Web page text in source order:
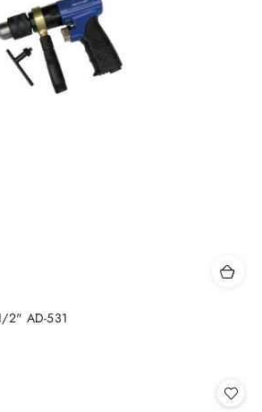
2" AD-531